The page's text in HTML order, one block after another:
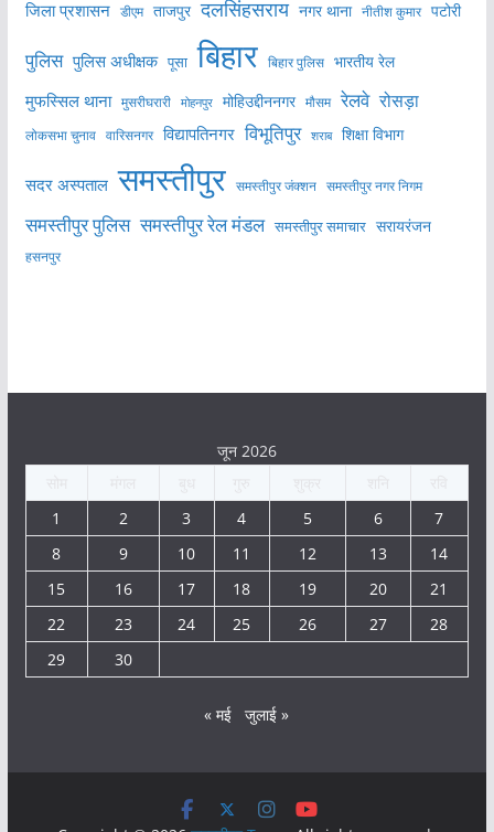
जिला प्रशासन डीएम ताजपुर दलसिंहसराय नगर थाना नीतीश कुमार पटोरी
पुलिस पुलिस अधीक्षक पूसा बिहार बिहार पुलिस भारतीय रेल
मुफस्सिल थाना मुसरीघरारी मोहनपुर मोहिउद्दीननगर मौसम रेलवे रोसड़ा
लोकसभा चुनाव वारिसनगर विद्यापतिनगर विभूतिपुर शराब शिक्षा विभाग
सदर अस्पताल समस्तीपुर समस्तीपुर जंक्शन समस्तीपुर नगर निगम
समस्तीपुर पुलिस समस्तीपुर रेल मंडल समस्तीपुर समाचार सरायरंजन
हसनपुर
जून 2026
1
2 3 4 5 6
7
8
9 10 11 12 13
14
15
16 17 18 19 20
21
22
23 24 25 26 27
28
29
30
« मई जुलाई »